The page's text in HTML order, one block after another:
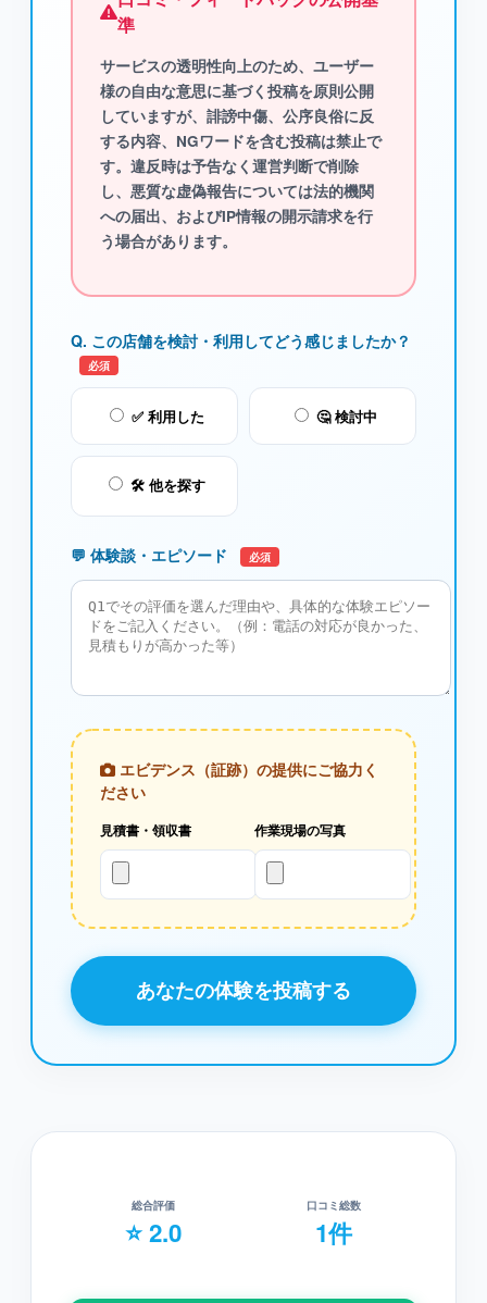
準
サービスの透明性向上のため、ユーザー
様の自由な意思に基づく投稿を原則公開
していますが、 誹謗中傷、公序良俗に反
する内容、NGワードを含む投稿は禁止で
す。違反時は予告なく運営判断で削除
し、悪質な虚偽報告については法的機関
への届出、およびIP情報の開示請求を行
う場合があります。
Q. この店舗を検討・利用してどう感じましたか？
必須
✅ 利用した 🤔 検討中
🛠️ 他を探す
💬 体験談・エピソード 必須
エビデンス（証跡）の提供にご協力く
ださい
見積書・領収書 作業現場の写真
あなたの体験を投稿する
総合評価
⭐ 2.0
口コミ総数
1件